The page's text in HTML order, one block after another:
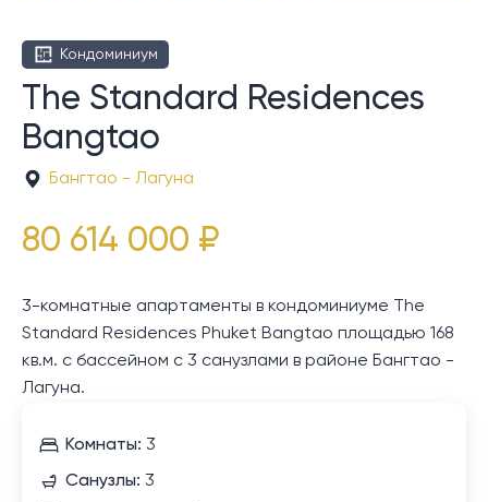
Кондоминиум
The Standard Residences
Bangtao
Бангтао - Лагуна
80 614 000 ₽
3-комнатные апартаменты в кондоминиуме The
Standard Residences Phuket Bangtao площадью 168
кв.м. с бассейном с 3 санузлами в районе Бангтао -
Лагуна.
Комнаты: 3
Санузлы: 3